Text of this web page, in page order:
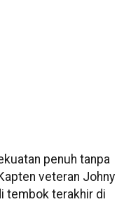
penuh tanpa
veteran Johny
tembok terakhir di